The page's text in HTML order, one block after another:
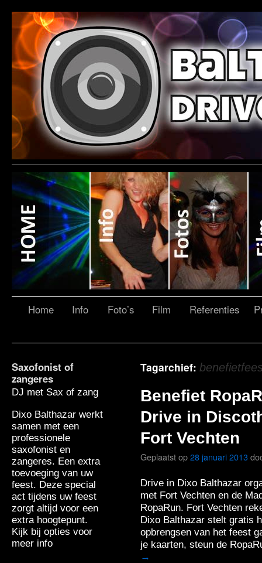
Home Info Foto’s Film Referenties
Saxofonist of
zangeres
DJ met Sax of zang
Dixo Balthazar werkt
samen met een
professionele
saxofonist en
zangeres. Een extra
toevoeging van uw
feest. Deze special
act tijdens uw feest
zorgt altijd voor een
extra hoogtepunt.
Kijk bij opties voor
meer info
Tagarchief:
Benefiet
Drive in
Fort Vechten
Geplaatst op28 januari 2013
Drive in Dixo Balthazar
met Fort Vechten en de
RopaRun. Fort Vechten
Dixo Balthazar stelt gratis
opbrengsen van het feest
je kaarten, steun de
→